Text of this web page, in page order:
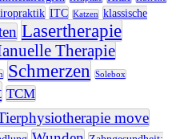
ITC Katzen
klassische
Lasertherapie
Therapie
Schmerzen Solebox
TCM
move